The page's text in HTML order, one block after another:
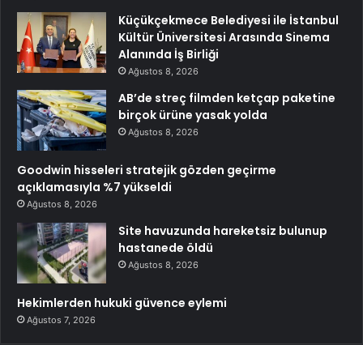
Küçükçekmece Belediyesi ile İstanbul
Kültür Üniversitesi Arasında Sinema
Alanında İş Birliği
Ağustos 8, 2026
AB’de streç filmden ketçap paketine
birçok ürüne yasak yolda
Ağustos 8, 2026
Goodwin hisseleri stratejik gözden geçirme
açıklamasıyla %7 yükseldi
Ağustos 8, 2026
Site havuzunda hareketsiz bulunup
hastanede öldü
Ağustos 8, 2026
Hekimlerden hukuki güvence eylemi
Ağustos 7, 2026